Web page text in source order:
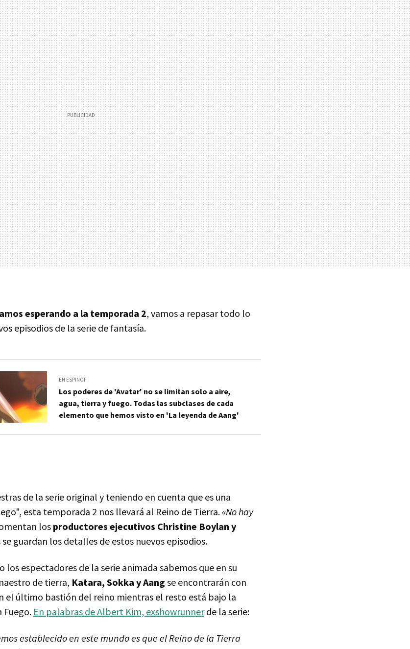
esperando a la temporada 2, vamos a repasar todo lo
episodios de la serie de fantasía.
EN ESPINOF
Los poderes de 'Avatar' no se limitan solo a aire,
agua, tierra y fuego. Todas las subclases de cada
elemento que hemos visto en 'La leyenda de Aang'
de la serie original y teniendo en cuenta que es una
esta temporada 2 nos llevará al Reino de Tierra.«No hay
los productores ejecutivos Christine Boylan y
se guardan los detalles de estos nuevos episodios.
los espectadores de la serie animada sabemos que en su
de tierra, Katara, Sokka y Aang se encontrarán con
el último bastión del reino mientras el resto está bajo la
Fuego. En palabras de Albert Kim, exshowrunnerde la serie:
establecido en este mundo es que el Reino de la Tierra